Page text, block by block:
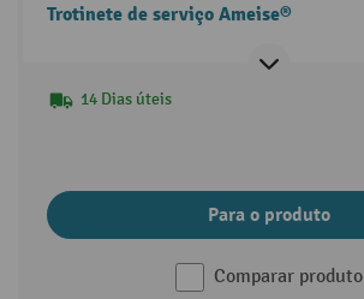
Trotinete de serviço Ameise®
14 Dias úteis
Para o produto
Comparar produto